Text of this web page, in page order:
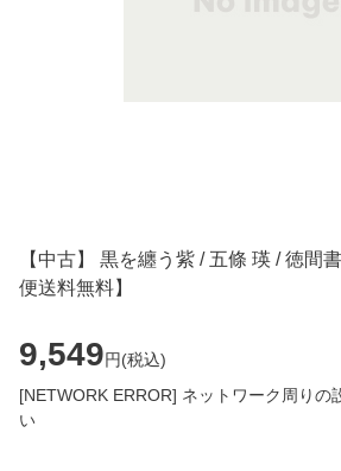
【中古】 黒を纏う紫 / 五條 瑛 / 徳間
便送料無料】
9,549円(税込)
[NETWORK ERROR] ネットワーク周りの
い